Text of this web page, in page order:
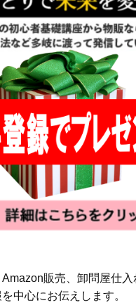
販売、卸問屋仕入
中心にお伝えします。